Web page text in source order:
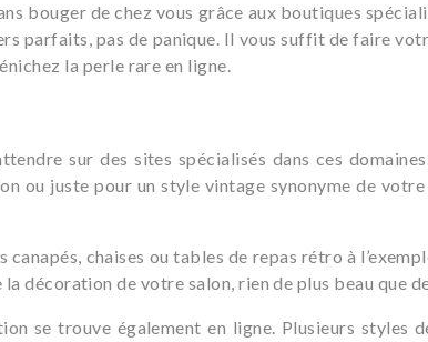
bouger de chez vous grâce aux boutiques
parfaits, pas de panique. Il vous suffit de faire
la perle rare en ligne.
sur des sites spécialisés dans ces
ou juste pour un style vintage synonyme de
chaises ou tables de repas rétro à
décoration de votre salon, rien de plus beau que
se trouve également en ligne. Plusieurs styles